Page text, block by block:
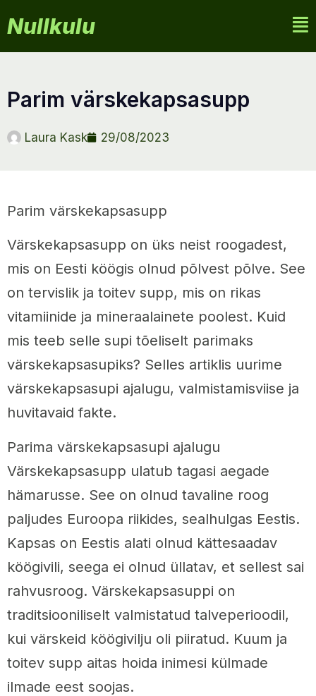
Nullkulu
parim värskekapsasupp
Laura Kask 29/08/2023
Parim värskekapsasupp
Värskekapsasupp on üks neist roogadest,
mis on Eesti köögis olnud põlvest põlve. See
on tervislik ja toitev supp, mis on rikas
vitamiinide ja mineraalainete poolest. Kuid
mis teeb selle supi tõeliselt parimaks
värskekapsasupiks? Selles artiklis uurime
värskekapsasupi ajalugu, valmistamisviise ja
huvitavaid fakte.
Parima värskekapsasupi ajalugu
Värskekapsasupp ulatub tagasi aegade
hämarusse. See on olnud tavaline roog
paljudes Euroopa riikides, sealhulgas Eestis.
Kapsas on Eestis alati olnud kättesaadav
köögivili, seega ei olnud üllatav, et sellest sai
rahvusroog. Värskekapsasuppi on
traditsiooniliselt valmistatud talveperioodil,
kui värskeid köögivilju oli piiratud. Kuum ja
toitev supp aitas hoida inimesi külmade
ilmade eest soojas.